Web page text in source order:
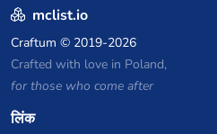
mclist.io
Craftum © 2019-2026
Crafted with love in Poland,
for those who come after
लिंक